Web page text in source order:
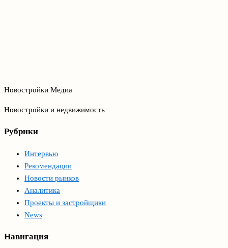
Новостройки Медиа
Новостройки и недвижимость
Рубрики
Интервью
Рекомендации
Новости рынков
Аналитика
Проекты и застройщики
News
Навигация